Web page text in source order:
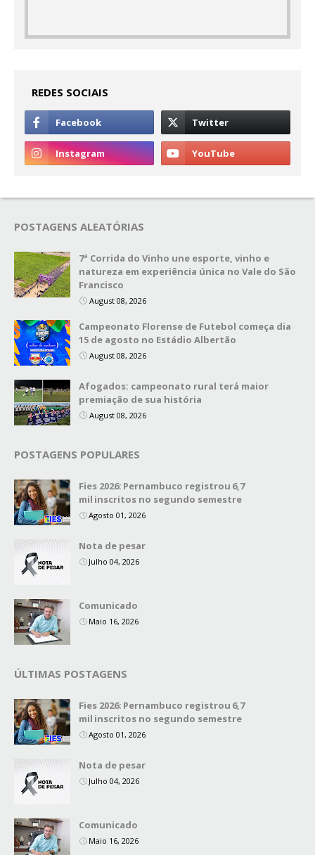
REDES SOCIAIS
POSTAGENS ALEATÓRIAS
7ª Corrida do Vinho une esporte, vinho e
natureza em experiência única no Vale do São
Francisco
August 08, 2026
Campeonato Florense de Futebol começa dia
15 de agosto no Estádio Albertão
August 08, 2026
Afogados: campeonato rural terá maior
premiação de sua história
August 08, 2026
POSTAGENS POPULARES
Fies 2026: Pernambuco registrou 6,7
mil inscritos no segundo semestre
Agosto 01, 2026
Nota de pesar
Julho 04, 2026
Comunicado
Maio 16, 2026
ÚLTIMAS POSTAGENS
Fies 2026: Pernambuco registrou 6,7
mil inscritos no segundo semestre
Agosto 01, 2026
Nota de pesar
Julho 04, 2026
Comunicado
Maio 16, 2026